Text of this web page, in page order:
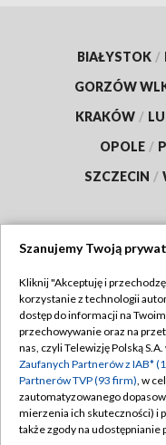
BIAŁYSTOK /
GORZÓW
KRAKÓW /
OPOLE /
SZCZECIN /
Abonament TVP
Emisja w TVP
Centrum informacji
Naziemna Telewizja
Szanujemy Twoją
Kliknij "Akceptuję i
korzystanie z technologii
dostęp do informacji na
przechowywanie oraz na
nas, czyli Telewizję Polską
Zaufanych Partnerów z IAB*
Partnerów TVP (93 firm), w
zautomatyzowanego
mierzenia ich skuteczności) i
także zgody na udostępnianie